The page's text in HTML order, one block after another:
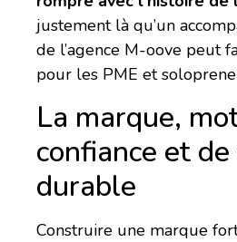
justement là qu’un
de l’agence M-oove peut
pour les PME et
La marque,
confiance et
durable
Construire une marque